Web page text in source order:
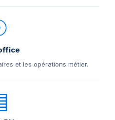
et les opérations métier.